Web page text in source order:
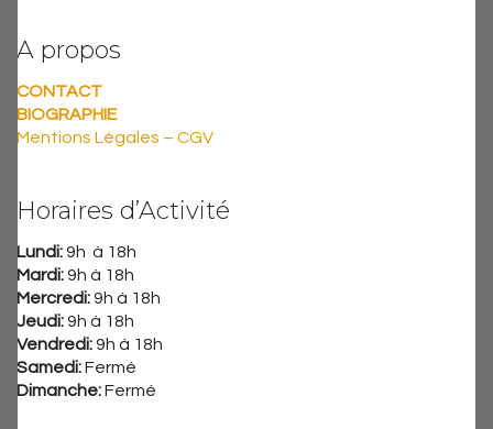
A propos
CONTACT
BIOGRAPHIE
Mentions Légales – CGV
Horaires d’Activité
Lundi:9h à 18h
Mardi:9h à 18h
Mercredi:9h à 18h
Jeudi:9h à 18h
Vendredi:9h à 18h
Samedi:Fermé
Dimanche:Fermé